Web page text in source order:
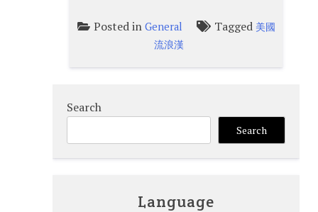
Posted in General Tagged 美國
流浪漢
Search
Search
Language